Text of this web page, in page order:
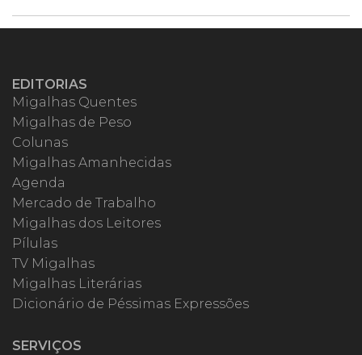
EDITORIAS
Migalhas Quentes
Migalhas de Peso
Colunas
Migalhas Amanhecidas
Agenda
Mercado de Trabalho
Migalhas dos Leitores
Pílulas
TV Migalhas
Migalhas Literárias
Dicionário de Péssimas Expressões
SERVIÇOS